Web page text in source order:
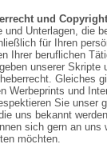
und Copyright
und Unterlagen, die
für Ihren
Ihrer beruflichen
unserer Skripte
Gleiches
Werbeprints und
Sie unser
uns bekannt
sich gern an uns
möchten.